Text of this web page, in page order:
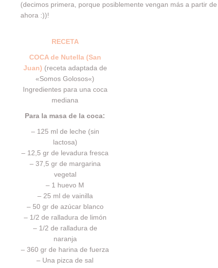
(decimos primera, porque posiblemente vengan más a partir de
ahora :))!
RECETA
COCA de Nutella (San
Juan) (receta adaptada de
«Somos Golosos«)
Ingredientes para una coca
mediana
Para la masa de la coca:
– 125 ml de leche (sin
lactosa)
– 12,5 gr de levadura fresca
– 37,5 gr de margarina
vegetal
– 1 huevo M
– 25 ml de vainilla
– 50 gr de azúcar blanco
– 1/2 de ralladura de limón
– 1/2 de ralladura de
naranja
– 360 gr de harina de fuerza
– Una pizca de sal